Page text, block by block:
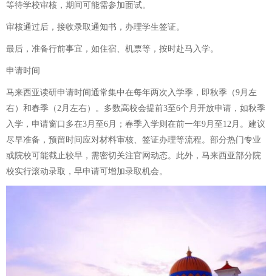
等待学校审核，期间可能需参加面试。
审核通过后，接收录取通知书，办理学生签证。
最后，准备行前事宜，如住宿、机票等，按时赴马入学。
申请时间
马来西亚读研申请时间通常集中在每年两次入学季，即秋季（9月左
右）和春季（2月左右）。多数高校会提前3至6个月开放申请，如秋季
入学，申请窗口多在3月至6月；春季入学则在前一年9月至12月。建议
尽早准备，预留时间应对材料审核、签证办理等流程。部分热门专业
或院校可能截止较早，需密切关注官网动态。此外，马来西亚部分院
校实行滚动录取，早申请可增加录取机会。